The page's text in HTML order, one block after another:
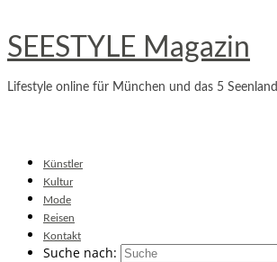
SEESTYLE Magazin
Lifestyle online für München und das 5 Seenland
Künstler
Kultur
Mode
Reisen
Kontakt
Suche nach: